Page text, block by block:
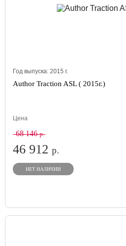
Год выпуска: 2015 г.
Author Traction ASL ( 2015г.)
Цена
68 146р.
46 912 р.
НЕТ НАЛИЧИИ